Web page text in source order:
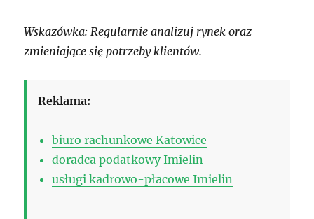
Wskazówka: Regularnie analizuj rynek oraz
zmieniające się potrzeby klientów.
Reklama:
biuro rachunkowe Katowice
doradca podatkowy Imielin
usługi kadrowo-płacowe Imielin